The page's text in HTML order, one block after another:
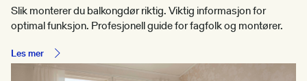
Slik monterer du balkongdør riktig. Viktig informasjon for
optimal funksjon. Profesjonell guide for fagfolk og montører.
Les mer